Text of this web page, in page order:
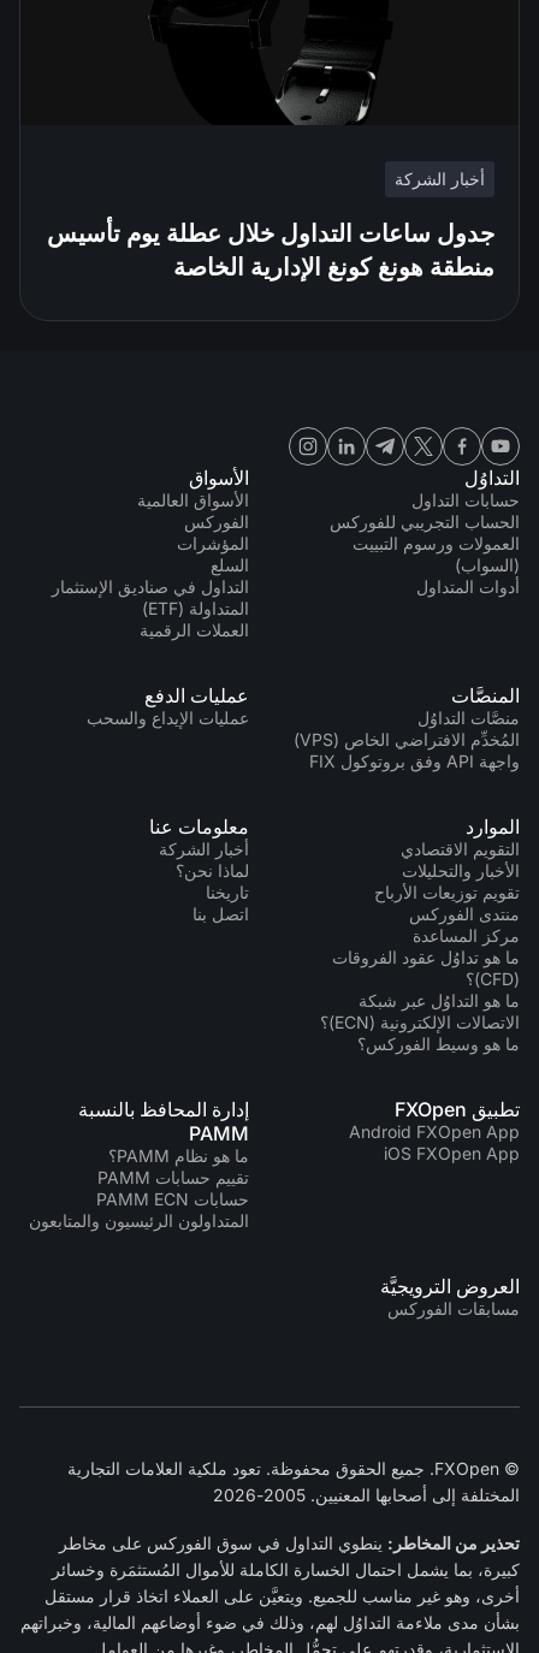
أخبار الشركة
جدول ساعات التداول خلال عطلة يوم تأسيس
منطقة هونغ كونغ الإدارية الخاصة
التداوُل
حسابات التداول
الحساب التجريبي للفوركس
العمولات ورسوم التبييت
(السواب)
أدوات المتداول
الأسواق
الأسواق العالمية
الفوركس
المؤشرات
السلع
التداول في صناديق الإستثمار
المتداولة (ETF)
العملات الرقمية
المنصَّات
منصَّات التداوُل
المُخدِّم الافتراضي الخاص (VPS)
واجهة API وفق بروتوكول FIX
عمليات الدفع
عمليات الإيداع والسحب
الموارد
التقويم الاقتصادي
الأخبار والتحليلات
تقويم توزيعات الأرباح
منتدى الفوركس
مركز المساعدة
ما هو تداوُل عقود الفروقات
(CFD)؟
ما هو التداوُل عبر شبكة
الاتصالات الإلكترونية (ECN)؟
ما هو وسيط الفوركس؟
معلومات عنا
أخبار الشركة
لماذا نحن؟
تاريخنا
اتصل بنا
تطبيق FXOpen
Android FXOpen App
iOS FXOpen App
إدارة المحافظ بالنسبة
PAMM
ما هو نظام PAMM؟
تقييم حسابات PAMM
حسابات PAMM ECN
المتداولون الرئيسيون والمتابعون
العروض الترويجيَّة
مسابقات الفوركس
© FXOpen. جميع الحقوق محفوظة. تعود ملكية العلامات التجارية
المختلفة إلى أصحابها المعنيين. 2005-2026
تحذير من المخاطر: ينطوي التداول في سوق الفوركس على مخاطر
كبيرة، بما يشمل احتمال الخسارة الكاملة للأموال المُستثمَرة وخسائر
أخرى، وهو غير مناسب للجميع. ويتعيَّن على العملاء اتخاذ قرار مستقل
بشأن مدى ملاءمة التداوُل لهم، وذلك في ضوء أوضاعهم المالية، وخبراتهم
الاستثمارية، وقدرتهم على تحمُّل المخاطر، وغيرها من العوامل.